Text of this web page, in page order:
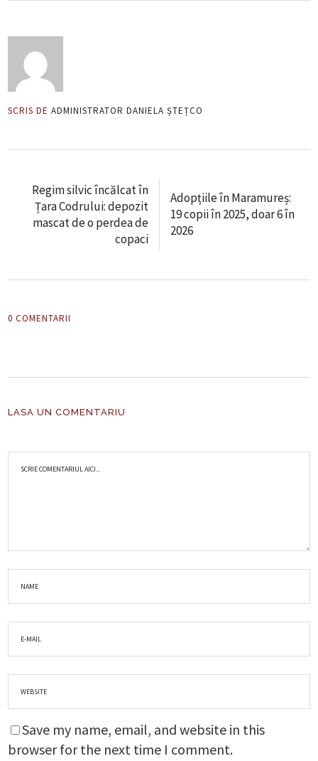
SCRIS DE ADMINISTRATOR DANIELA ȘTEȚCO
Regim silvic încălcat în
Țara Codrului: depozit
mascat de o perdea de
copaci
Adopțiile în Maramureș:
19 copii în 2025, doar 6 în
2026
0 COMENTARII
LASA UN COMENTARIU
Save my name, email, and website in this
browser for the next time I comment.